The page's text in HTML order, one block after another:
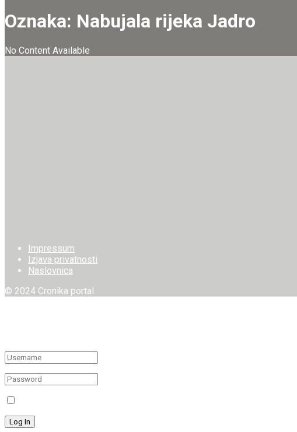
Oznaka: Nabujala rijeka Jadro
No Content Available
Impressum
Izjava privatnosti
Naslovnica
© 2024 Cronika portal